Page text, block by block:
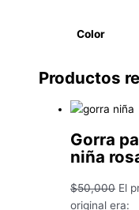
Color
Productos
Gorra
niña
$50,000 El
original era: